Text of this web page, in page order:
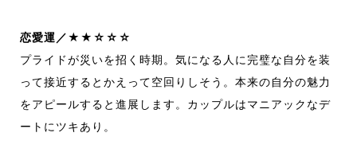
恋愛運／★★☆☆☆
プライドが災いを招く時期。気になる人に完璧な自分を装
って接近するとかえって空回りしそう。本来の自分の魅力
をアピールすると進展します。カップルはマニアックなデ
ートにツキあり。